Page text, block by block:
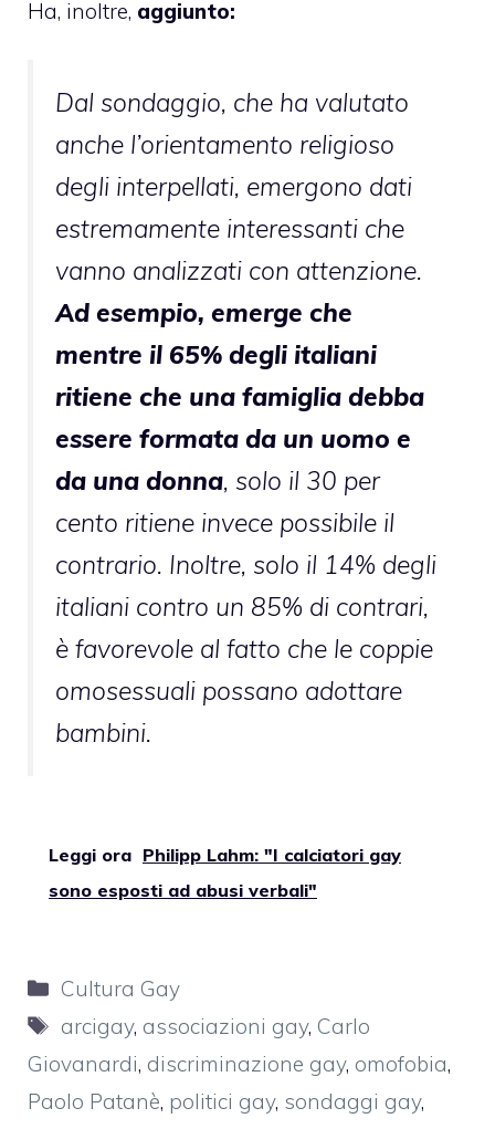
Ha, inoltre, aggiunto:
Dal sondaggio, che ha valutato
anche l’orientamento religioso
degli interpellati, emergono dati
estremamente interessanti che
vanno analizzati con attenzione.
Ad esempio, emerge che
mentre il 65% degli italiani
ritiene che una famiglia debba
essere formata da un uomo e
da una donna, solo il 30 per
cento ritiene invece possibile il
contrario. Inoltre, solo il 14% degli
italiani contro un 85% di contrari,
è favorevole al fatto che le coppie
omosessuali possano adottare
bambini.
Leggi ora Philipp Lahm: "I calciatori gay
sono esposti ad abusi verbali"
Categorie
Cultura Gay
Tag
arcigay, associazioni gay, Carlo
Giovanardi, discriminazione gay, omofobia,
Paolo Patanè, politici gay, sondaggi gay,